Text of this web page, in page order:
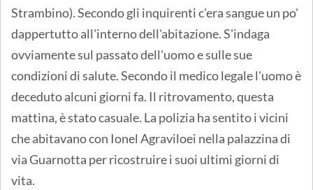
Strambino). Secondo gli inquirenti c'era sangue un po'
dappertutto all'interno dell'abitazione. S'indaga
ovviamente sul passato dell'uomo e sulle sue
condizioni di salute. Secondo il medico legale l'uomo è
deceduto alcuni giorni fa. Il ritrovamento, questa
mattina, è stato casuale. La polizia ha sentito i vicini
che abitavano con Ionel Agraviloei nella palazzina di
via Guarnotta per ricostruire i suoi ultimi giorni di
vita.